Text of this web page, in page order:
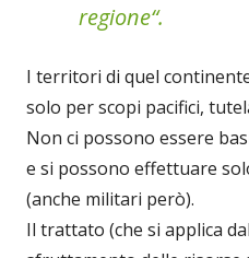
regione“.
I territori di quel
solo per scopi pacifici,
Non ci possono essere
e si possono effettuare
(anche militari però).
Il trattato (che si applica